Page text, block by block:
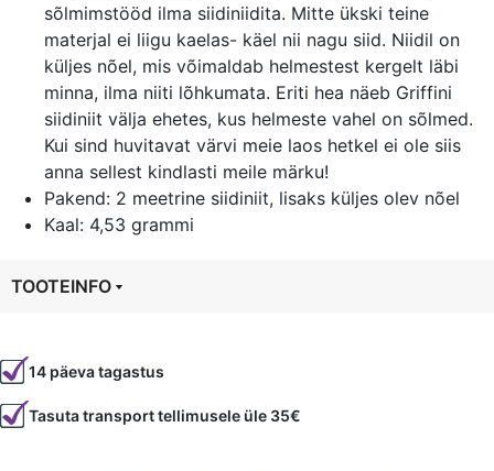
sõlmimstööd ilma siidiniidita. Mitte ükski teine
materjal ei liigu kaelas- käel nii nagu siid. Niidil on
küljes nõel, mis võimaldab helmestest kergelt läbi
minna, ilma niiti lõhkumata. Eriti hea näeb Griffini
siidiniit välja ehetes, kus helmeste vahel on sõlmed.
Kui sind huvitavat värvi meie laos hetkel ei ole siis
anna sellest kindlasti meile märku!
Pakend: 2 meetrine siidiniit, lisaks küljes olev nõel
Kaal: 4,53 grammi
TOOTEINFO
Värvus
Valge
Läbimõõt
0.6 mm
14 päeva tagastus
Tasuta transport tellimusele üle 35€